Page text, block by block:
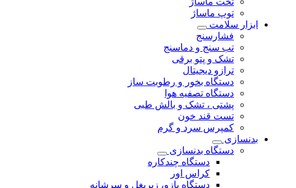
توپ ماساژ
ابزار سلامت
فشارسنج
تب سنج و دماسنج
تشک و پتو برقی
ترازو دیجیتال
دستگاه بخور و رطوبت ساز
دستگاه تصفیه هوا
پشتی ، تشک و بالش طبی
تست قند خون
کمپرس سرد و گرم
بدنسازی
دستگاه بدنسازی
دستگاه چندکاره
کراس اور
دستگاه بازو، زیربغل و سرشانه